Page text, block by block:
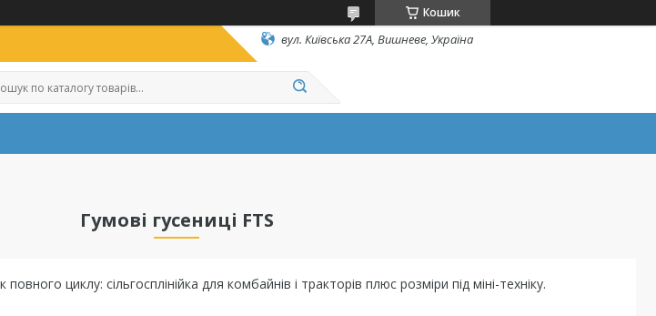
Кошик
вул. Київська 27А, Вишневе, Україна
Гумові гусениці FTS
циклу: сільгосплінійка для комбайнів і тракторів плюс розміри під міні-техніку.